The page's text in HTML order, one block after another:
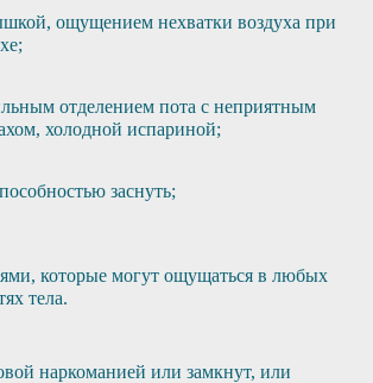
ощущением нехватки воздуха при
отделением пота с неприятным
холодной испариной;
заснуть;
которые могут ощущаться в любых
тела.
наркоманией или замкнут, или